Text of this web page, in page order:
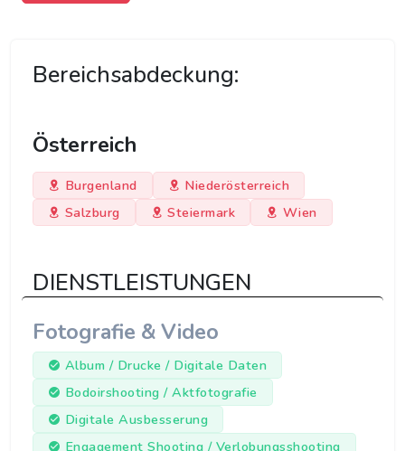
Bereichsabdeckung:
Österreich
Burgenland
Niederösterreich
Salzburg
Steiermark Wien
DIENSTLEISTUNGEN
Fotografie & Video
Album / Drucke / Digitale Daten
Bodoirshooting / Aktfotografie
Digitale Ausbesserung
Engagement Shooting / Verlobungsshooting